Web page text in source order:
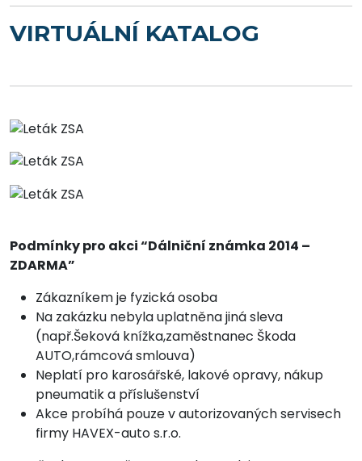
VIRTUÁLNÍ KATALOG
Podmínky pro akci “Dálniční známka 2014 –
ZDARMA”
Zákazníkem je fyzická osoba
Na zakázku nebyla uplatněna jiná sleva
(např.Šeková knížka,zaměstnanec Škoda
AUTO,rámcová smlouva)
Neplatí pro karosářské, lakové opravy, nákup
pneumatik a příslušenství
Akce probíhá pouze v autorizovaných servisech
firmy HAVEX-auto s.r.o.